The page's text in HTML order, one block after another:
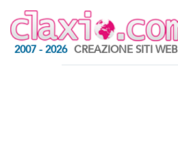
2007 - 2026 CREAZIONE SITI WEB